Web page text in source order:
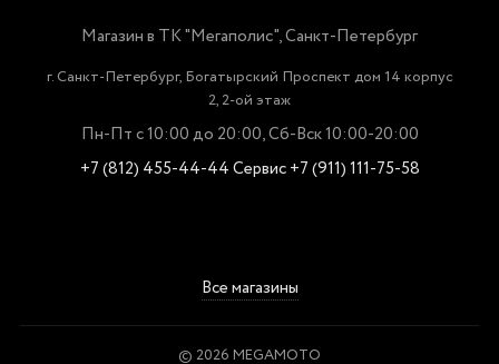
Магазин в ТК "Мегаполис", Санкт-Петербург
г. Санкт-Петербург, Богатырский Проспект дом 14 корпус
2, 2-ой этаж
Пн-Пт с 10:00 до 20:00, Сб-Вск 10:00-20:00
+7 (812) 455-44-44Сервис +7 (911) 111-75-58
Все магазины
© 2026 MEGAMOTO